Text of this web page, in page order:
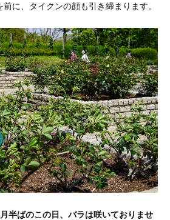
に、タイクンの顔も引き締まります。
半ばのこの日、バラは咲いておりませ